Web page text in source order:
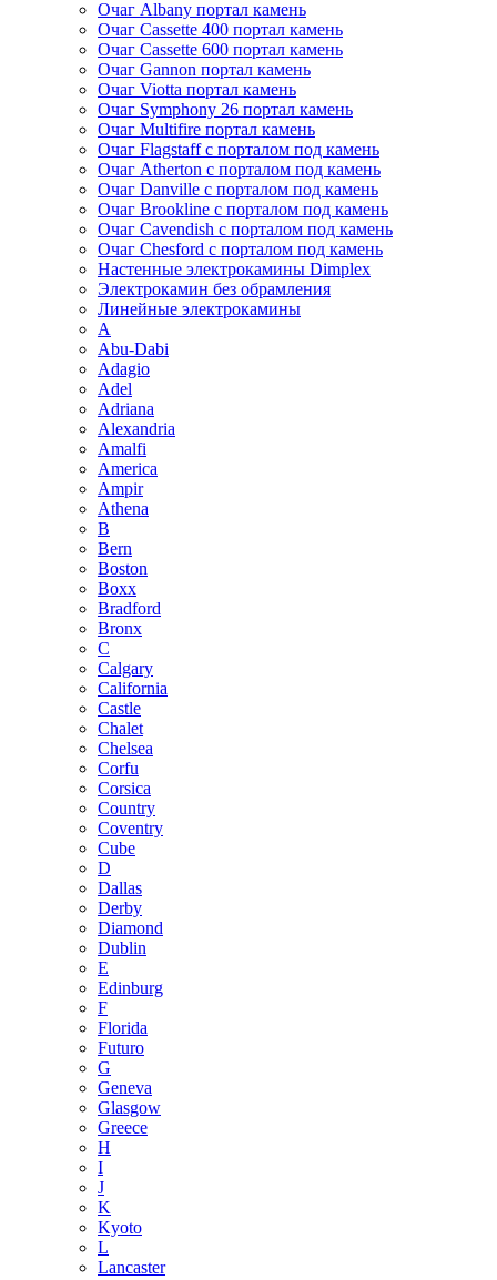
Очаг Albany портал камень
Очаг Cassette 400 портал камень
Очаг Cassette 600 портал камень
Очаг Gannon портал камень
Очаг Viotta портал камень
Очаг Symphony 26 портал камень
Очаг Multifire портал камень
Очаг Flagstaff с порталом под камень
Очаг Atherton с порталом под камень
Очаг Danville с порталом под камень
Очаг Brookline с порталом под камень
Очаг Cavendish с порталом под камень
Очаг Chesford с порталом под камень
Настенные электрокамины Dimplex
Электрокамин без обрамления
Линейные электрокамины
A
Abu-Dabi
Adagio
Adel
Adriana
Alexandria
Amalfi
America
Ampir
Athena
B
Bern
Boston
Boxx
Bradford
Bronx
C
Calgary
California
Castle
Chalet
Chelsea
Corfu
Corsica
Country
Coventry
Cube
D
Dallas
Derby
Diamond
Dublin
E
Edinburg
F
Florida
Futuro
G
Geneva
Glasgow
Greece
H
I
J
K
Kyoto
L
Lancaster